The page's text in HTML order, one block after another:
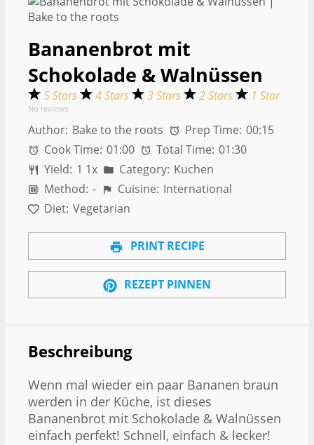
Bananenbrot mit
Schokolade & Walnüssen
5 Stars 4 Stars 3 Stars 2 Stars 1 Star
No reviews
Author: Bake to the roots Prep Time: 00:15
Cook Time: 01:00 Total Time: 01:30
Yield: 1 1x Category: Kuchen
Method: - Cuisine: International
Diet: Vegetarian
PRINT RECIPE
REZEPT PINNEN
Beschreibung
Wenn mal wieder ein paar Bananen braun
werden in der Küche, ist dieses
Bananenbrot mit Schokolade & Walnüssen
einfach perfekt! Schnell, einfach & lecker!